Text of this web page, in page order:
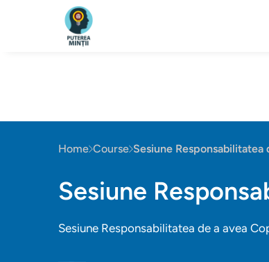
Home Course Sesiune Responsabilitatea
Sesiune
Sesiune Responsabilitatea de a avea